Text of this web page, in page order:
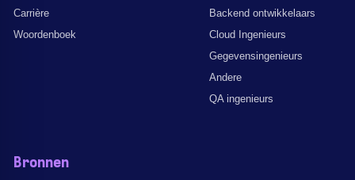
Carrière
Woordenboek
Backend ontwikkelaars
Cloud Ingenieurs
Gegevensingenieurs
Andere
QA ingenieurs
Bronnen